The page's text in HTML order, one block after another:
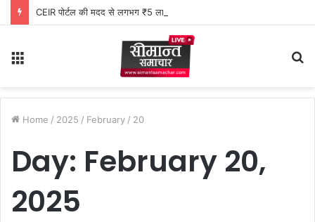
CEIR पोर्टल की मदद से लगभग ₹5 लाख मूल्य के 20 मोबाइल फोन बरामद
Home / 2025 / February / 20
Day: February 20,
2025